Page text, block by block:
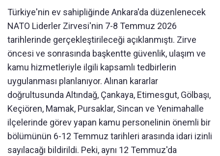
Türkiye'nin ev sahipliğinde Ankara'da düzenlenecek
NATO Liderler Zirvesi'nin 7-8 Temmuz 2026
tarihlerinde gerçekleştirileceği açıklanmıştı. Zirve
öncesi ve sonrasında başkentte güvenlik, ulaşım ve
kamu hizmetleriyle ilgili kapsamlı tedbirlerin
uygulanması planlanıyor. Alınan kararlar
doğrultusunda Altındağ, Çankaya, Etimesgut, Gölbaşı,
Keçiören, Mamak, Pursaklar, Sincan ve Yenimahalle
ilçelerinde görev yapan kamu personelinin önemli bir
bölümünün 6-12 Temmuz tarihleri arasında idari izinli
sayılacağı bildirildi. Peki, aynı 12 Temmuz'da